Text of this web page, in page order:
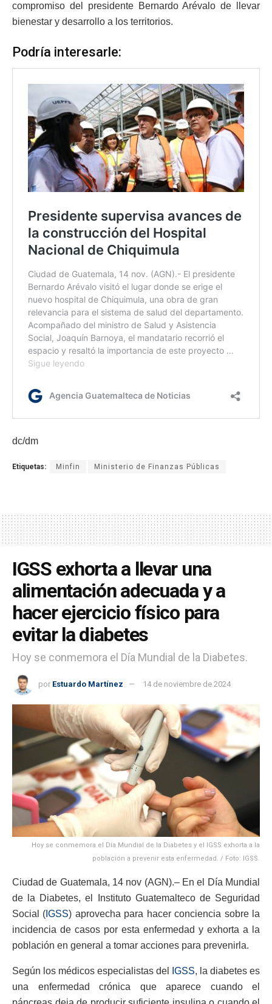
compromiso del presidente Bernardo Arévalo de llevar
bienestar y desarrollo a los territorios.
Podría interesarle:
dc/dm
Etiquetas: Minfin Ministerio de Finanzas Públicas
IGSS exhorta a llevar una
alimentación adecuada y a
hacer ejercicio físico para
evitar la diabetes
Hoy se conmemora el Día Mundial de la Diabetes.
por Estuardo Martínez 14 de noviembre de 2024
Hoy se conmemora el Día Mundial de la Diabetes y el IGSS exhorta a la
población a prevenir esta enfermedad. / Foto: IGSS.
Ciudad de Guatemala, 14 nov (AGN).– En el Día Mundial
de la Diabetes, el Instituto Guatemalteco de Seguridad
Social ( IGSS) aprovecha para hacer conciencia sobre la
incidencia de casos por esta enfermedad y exhorta a la
población en general a tomar acciones para prevenirla.
Según los médicos especialistas del IGSS, la diabetes es
una enfermedad crónica que aparece cuando el